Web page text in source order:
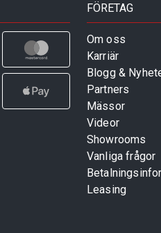
FÖRETAG
Om oss
Karriär
Blogg &
Partners
Mässor
Videor
Showrooms
Vanliga frågor
Leasing